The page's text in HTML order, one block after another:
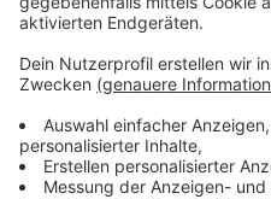
Echt-Dampfeisenbahn auf
präsentieren nicht nur die
Handwerk an einem über
dem ältesten
der außerschulische
Pforten: hier hält Gudrun